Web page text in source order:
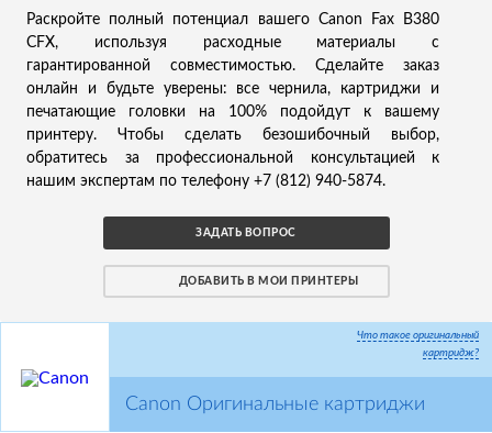
Раскройте полный потенциал вашего Canon Fax B380
CFX, используя расходные материалы с
гарантированной совместимостью. Сделайте заказ
онлайн и будьте уверены: все чернила, картриджи и
печатающие головки на 100% подойдут к вашему
принтеру. Чтобы сделать безошибочный выбор,
обратитесь за профессиональной консультацией к
нашим экспертам по телефону +7 (812) 940-5874.
ЗАДАТЬ ВОПРОС
ДОБАВИТЬ В МОИ ПРИНТЕРЫ
Что такое оригинальный
картридж?
Canon Оригинальные картриджи